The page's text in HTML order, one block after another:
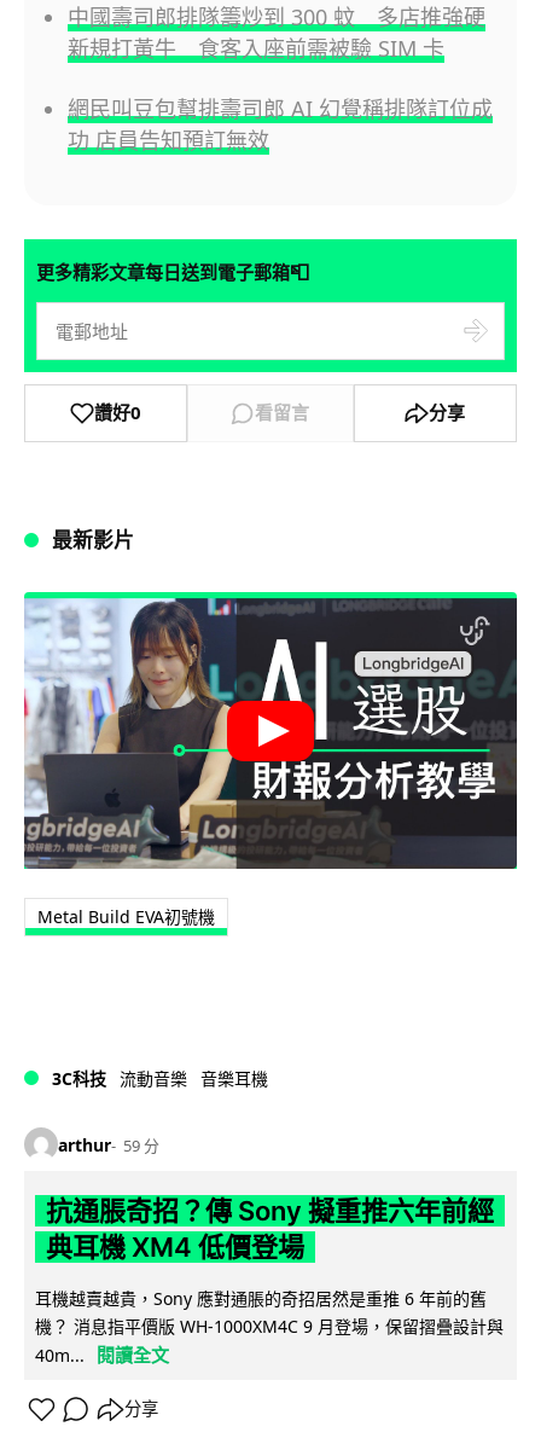
中國壽司郎排隊籌炒到 300 蚊 多店推強硬
新規打黃牛 食客入座前需被驗 SIM 卡
網民叫豆包幫排壽司郎 AI 幻覺稱排隊訂位成
功 店員告知預訂無效
更多精彩文章每日送到電子郵箱📮
讚好0 看留言 分享
最新影片
Metal Build EVA初號機
3C科技 流動音樂 音樂耳機
arthur 59 分
抗通脹奇招？傳 Sony 擬重推六年前經
典耳機 XM4 低價登場
耳機越賣越貴，Sony 應對通脹的奇招居然是重推 6 年前的舊
機？ 消息指平價版 WH-1000XM4C 9 月登場，保留摺疊設計與
40m...
閱讀全文
分享